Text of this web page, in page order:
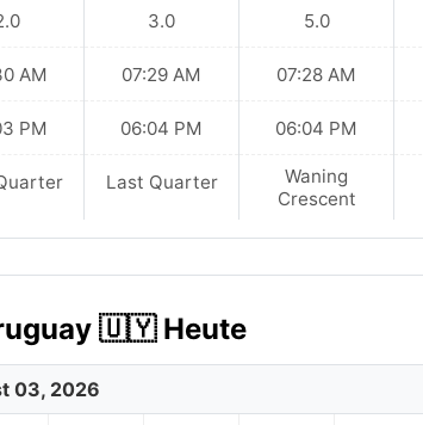
AM
PM
3.0
07:29 AM
06:04 PM
Last Quarter
5.0
07:28 AM
06:04 PM
Waning
Crescent
🇺🇾 Heute
03, 2026